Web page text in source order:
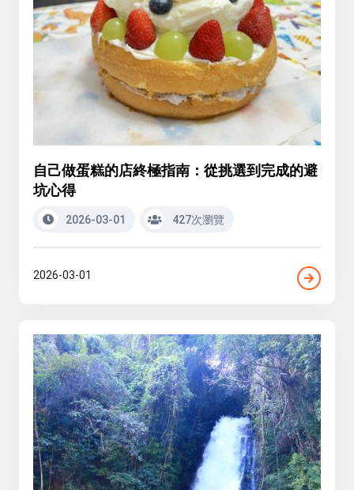
自己做蛋糕的店終極指南：從挑選到完成的避
坑心得
2026-03-01 427次瀏覽
2026-03-01